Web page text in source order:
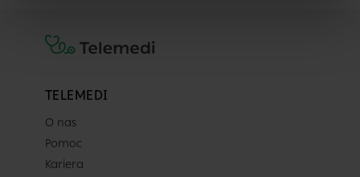
TELEMEDI
O nas
Pomoc
Kariera